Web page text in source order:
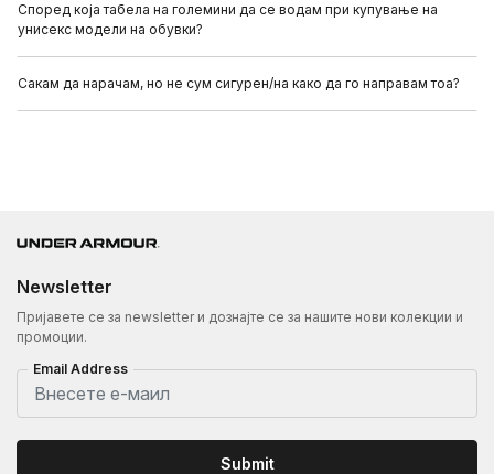
Според која табела на големини да се водам при купување на
унисекс модели на обувки?
Сакам да нарачам, но не сум сигурен/на како да го направам тоа?
Newsletter
Пријавете се за newsletter и дознајте се за нашите нови колекции и
промоции.
Email Address
Submit